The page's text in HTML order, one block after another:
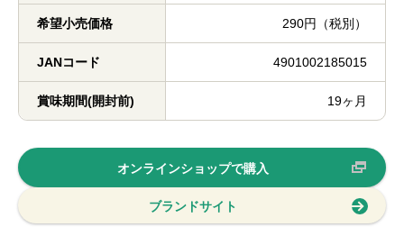
希望小売価格 290円（税別）
JANコード 4901002185015
賞味期間(開封前) 19ヶ月
オンラインショップで購入
ブランドサイト